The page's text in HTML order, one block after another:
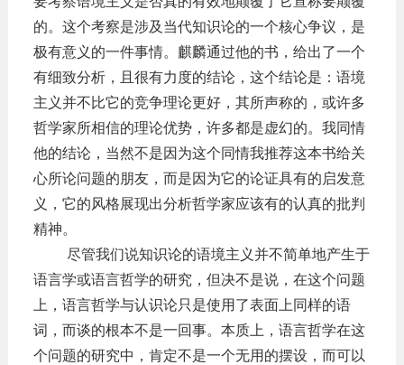
的。这个考察是涉及当代知识论的一个核心争议，是
极有意义的一件事情。麒麟通过他的书，给出了一个
有细致分析，且很有力度的结论，这个结论是：语境
主义并不比它的竞争理论更好，其所声称的，或许多
哲学家所相信的理论优势，许多都是虚幻的。我同情
他的结论，当然不是因为这个同情我推荐这本书给关
心所论问题的朋友，而是因为它的论证具有的启发意
义，它的风格展现出分析哲学家应该有的认真的批判
精神。
尽管我们说知识论的语境主义并不简单地产生于
语言学或语言哲学的研究，但决不是说，在这个问题
上，语言哲学与认识论只是使用了表面上同样的语
词，而谈的根本不是一回事。本质上，语言哲学在这
个问题的研究中，肯定不是一个无用的摆设，而可以